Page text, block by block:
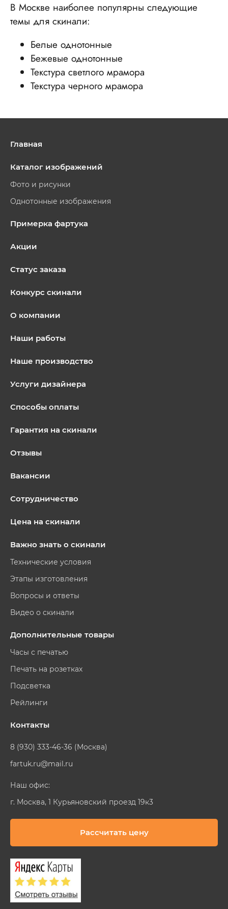
В Москве наиболее популярны следующие
темы для скинали:
Белые однотонные
Бежевые однотонные
Текстура светлого мрамора
Текстура черного мрамора
Главная
Каталог изображений
Фото и рисунки
Однотонные изображения
Примерка фартука
Акции
Статус заказа
Конкурс скинали
О компании
Наши работы
Наше производство
Услуги дизайнера
Способы оплаты
Гарантия на скинали
Отзывы
Вакансии
Сотрудничество
Цена на скинали
Важно знать о скинали
Технические условия
Этапы изготовления
Вопросы и ответы
Видео о скинали
Дополнительные товары
Часы с печатью
Печать на розетках
Подсветка
Рейлинги
Контакты
8 (930) 333-46-36 (Москва)
fartuk.ru@mail.ru
Наш офис:
г. Москва, 1 Курьяновский проезд 19к3
Рассчитать цену